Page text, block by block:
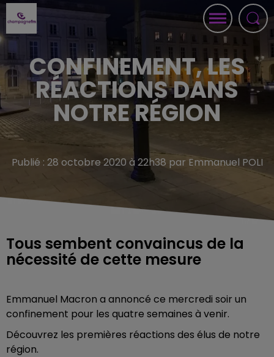
CONFINEMENT, LES
RÉACTIONS DANS
NOTRE RÉGION
Publié : 28 octobre 2020 à 22h38 par Emmanuel POLI
Tous sembent convaincus de la
nécessité de cette mesure
Emmanuel Macron a annoncé ce mercredi soir un
confinement pour les quatre semaines à venir.
Découvrez les premières réactions des élus de notre
région.